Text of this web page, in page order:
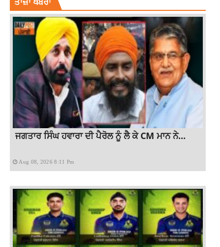
ਜਗਤਾਰ ਸਿੰਘ ਹਵਾਰਾ ਦੀ ਪੈਰੋਲ ਨੂੰ ਲੈ ਕੇ CM ਮਾਨ ਨੇ...
Aug 08, 2026 8:11 Pm